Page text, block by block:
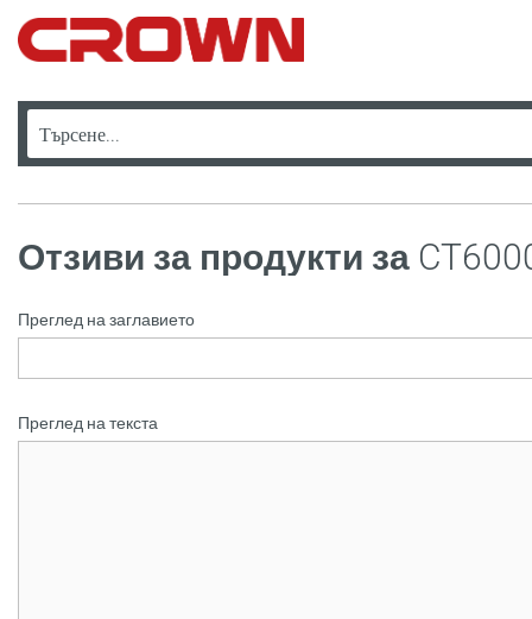
Отзиви за продукти за
Преглед на заглавието
Преглед на текста